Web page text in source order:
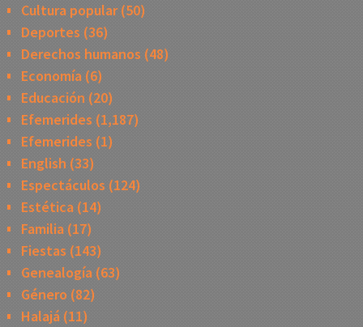
Cultura popular(50)
Deportes (36)
Derechos humanos (48)
Economía(6)
Educación (20)
Efemerides (1,187)
Efemerides (1)
English (33)
Espectáculos (124)
Estética(14)
Familia(17)
Fiestas (143)
Genealogía(63)
Género (82)
Halajá(11)